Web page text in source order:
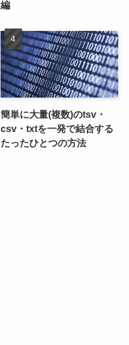
編
簡単に大量(複数)のtsv・
csv・txtを一発で結合する
たったひとつの方法